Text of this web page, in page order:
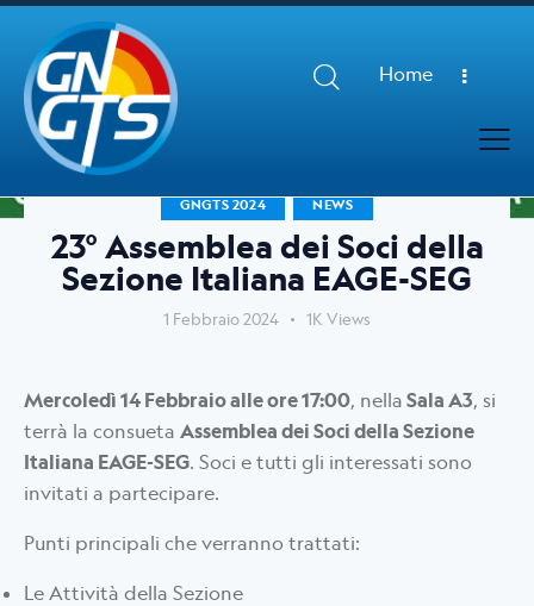
Home
GNGTS 2024 NEWS
23° Assemblea dei Soci della
Sezione Italiana EAGE-SEG
1 Febbraio 2024 1K Views
Mercoledì 14 Febbraio alle ore 17:00, nella Sala A3, si
terrà la consueta Assemblea dei Soci della Sezione
Italiana EAGE-SEG. Soci e tutti gli interessati sono
invitati a partecipare.
Punti principali che verranno trattati:
Le Attività della Sezione